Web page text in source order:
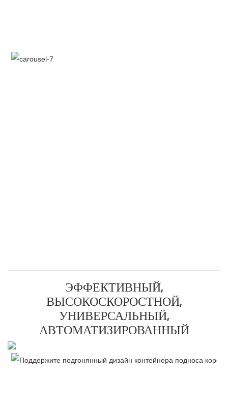
ЭФФЕКТИВНЫЙ,
ВЫСОКОСКОРОСТНОЙ,
УНИВЕРСАЛЬНЫЙ,
АВТОМАТИЗИРОВАННЫЙ